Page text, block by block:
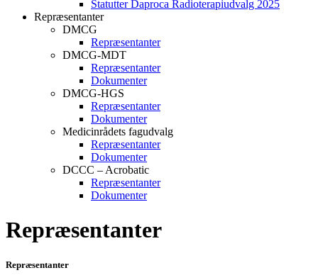
Statutter Daproca Radioterapiudvalg 2025
Repræsentanter
DMCG
Repræsentanter
DMCG-MDT
Repræsentanter
Dokumenter
DMCG-HGS
Repræsentanter
Dokumenter
Medicinrådets fagudvalg
Repræsentanter
Dokumenter
DCCC – Acrobatic
Repræsentanter
Dokumenter
Repræsentanter
Repræsentanter